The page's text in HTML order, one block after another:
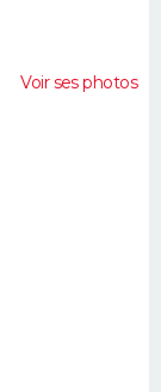
Voir ses photos